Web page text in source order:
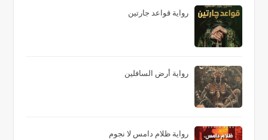
رواية قواعد جارتين
رواية أرض السافلين
رواية ظلام دامس لا نجوم